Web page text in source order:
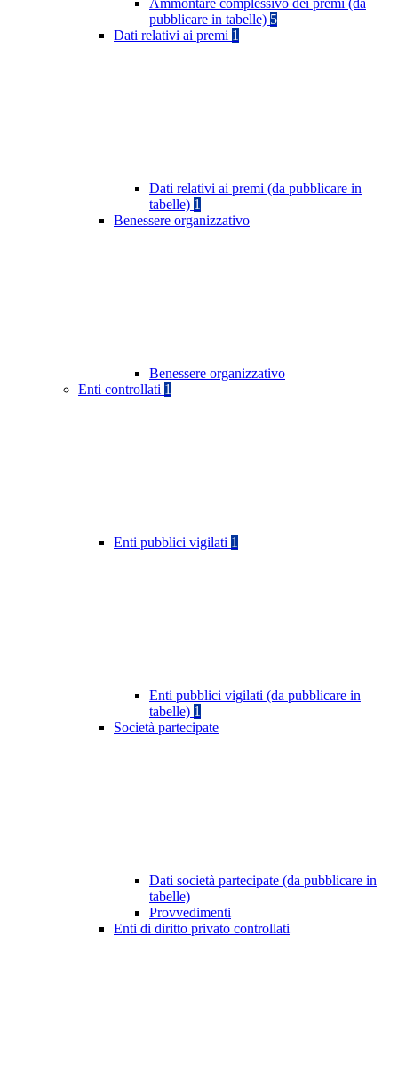
Ammontare complessivo dei premi (da
pubblicare in tabelle) 5
Dati relativi ai premi 1
Dati relativi ai premi (da pubblicare in
tabelle) 1
Benessere organizzativo
Benessere organizzativo
Enti controllati 1
Enti pubblici vigilati 1
Enti pubblici vigilati (da pubblicare in
tabelle) 1
Società partecipate
Dati società partecipate (da pubblicare in
tabelle)
Provvedimenti
Enti di diritto privato controllati